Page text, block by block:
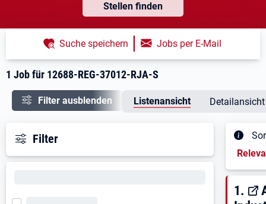
Stellen finden
1 Job für 12688-REG-37012-RJA-S
Suche speichern | Jobs per E-Mail
Filter ausblenden Listenansicht Detailansicht
Filter
1.
1.